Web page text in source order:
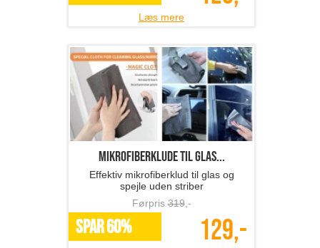
Læs mere
Mikrofiberklude til glas...
Effektiv mikrofiberklud til glas og
spejle uden striber
Førpris319,-
SPAR 60% 129,-